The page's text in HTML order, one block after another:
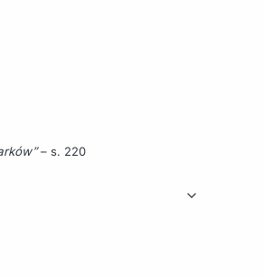
– s. 220